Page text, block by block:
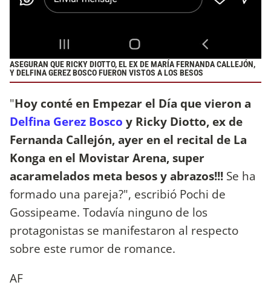
ASEGURAN QUE RICKY DIOTTO, EL EX DE MARÍA FERNANDA CALLEJÓN,
Y DELFINA GEREZ BOSCO FUERON VISTOS A LOS BESOS
"Hoy conté en Empezar el Día que vieron a
Delfina Gerez Bosco y Ricky Diotto, ex de
Fernanda Callejón, ayer en el recital de La
Konga en el Movistar Arena, super
acaramelados meta besos y abrazos!!! Se ha
formado una pareja?", escribió Pochi de
Gossipeame. Todavía ninguno de los
protagonistas se manifestaron al respecto
sobre este rumor de romance.
AF